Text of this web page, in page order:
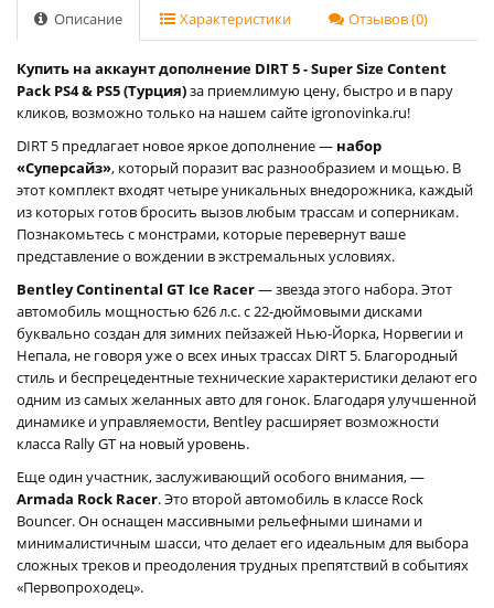
Описание Характеристики Отзывов (0)
Купить на аккаунт дополнение DIRT 5 - Super Size Content
Pack PS4 & PS5 (Турция)за приемлимую цену, быстро и в пару
кликов, возможно только на нашем сайте igronovinka.ru!
DIRT 5 предлагает новое яркое дополнение — набор
«Суперсайз», который поразит вас разнообразием и мощью. В
этот комплект входят четыре уникальных внедорожника, каждый
из которых готов бросить вызов любым трассам и соперникам.
Познакомьтесь с монстрами, которые перевернут ваше
представление о вождении в экстремальных условиях.
Bentley Continental GT Ice Racer— звезда этого набора. Этот
автомобиль мощностью 626 л.с. с 22-дюймовыми дисками
буквально создан для зимних пейзажей Нью-Йорка, Норвегии и
Непала, не говоря уже о всех иных трассах DIRT 5. Благородный
стиль и беспрецедентные технические характеристики делают его
одним из самых желанных авто для гонок. Благодаря улучшенной
динамике и управляемости, Bentley расширяет возможности
класса Rally GT на новый уровень.
Еще один участник, заслуживающий особого внимания, —
Armada Rock Racer. Это второй автомобиль в классе Rock
Bouncer. Он оснащен массивными рельефными шинами и
минималистичным шасси, что делает его идеальным для выбора
сложных треков и преодоления трудных препятствий в событиях
«Первопроходец».